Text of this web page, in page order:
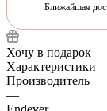
Ближайшая
Хочу в подарок
Характеристики
Производитель
—